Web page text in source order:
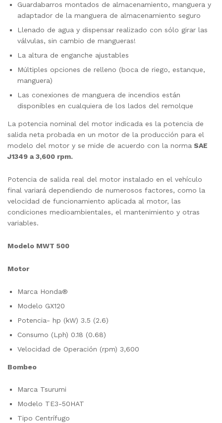
Guardabarros montados de almacenamiento, manguera y
adaptador de la manguera de almacenamiento seguro
Llenado de agua y dispensar realizado con sólo girar las
válvulas, sin cambio de mangueras!
La altura de enganche ajustables
Múltiples opciones de relleno (boca de riego, estanque,
manguera)
Las conexiones de manguera de incendios están
disponibles en cualquiera de los lados del remolque
La potencia nominal del motor indicada es la potencia de
salida neta probada en un motor de la producción para el
modelo del motor y se mide de acuerdo con la norma SAE
J1349 a 3,600 rpm.
Potencia de salida real del motor instalado en el vehículo
final variará dependiendo de numerosos factores, como la
velocidad de funcionamiento aplicada al motor, las
condiciones medioambientales, el mantenimiento y otras
variables.
Modelo MWT 500
Motor
Marca Honda®
Modelo GX120
Potencia- hp (kW) 3.5 (2.6)
Consumo (Lph) 0.18 (0.68)
Velocidad de Operación (rpm) 3,600
Bombeo
Marca Tsurumi
Modelo TE3-50HAT
Tipo Centrífugo